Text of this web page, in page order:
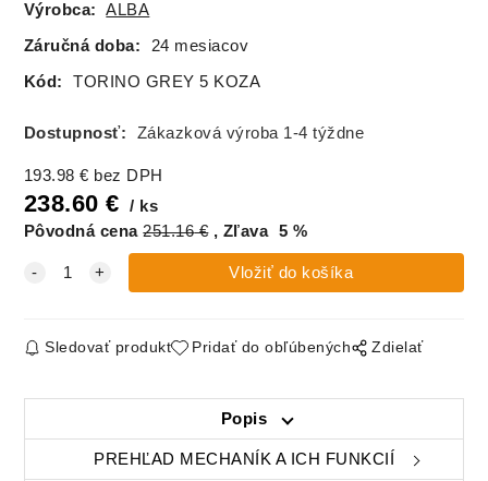
Výrobca: ALBA
Záručná doba: 24 mesiacov
Kód: TORINO GREY 5 KOZA
Dostupnosť: Zákazková výroba 1-4 týždne
193.98 € bez DPH
238.60 €
ks
Pôvodná cena 251.16€ Zľava 5 %
Sledovať produkt Pridať do obľúbených Zdielať
Popis
PREHĽAD MECHANÍK A ICH FUNKCIÍ